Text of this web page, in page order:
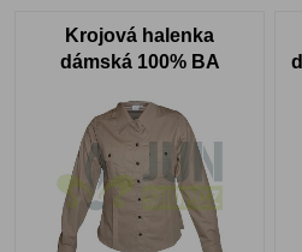
Krojová halenka
dámská 100% BA